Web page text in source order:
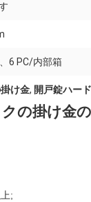
6 PC/内部箱
け金, 開戸錠ハー
の掛け金
;